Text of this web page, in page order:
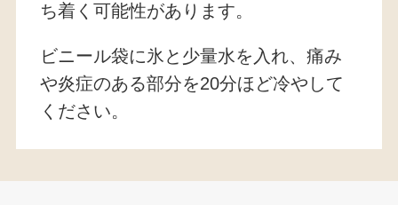
ち着く可能性があります。
ビニール袋に氷と少量水を入れ、痛み
や炎症のある部分を20分ほど冷やして
ください。